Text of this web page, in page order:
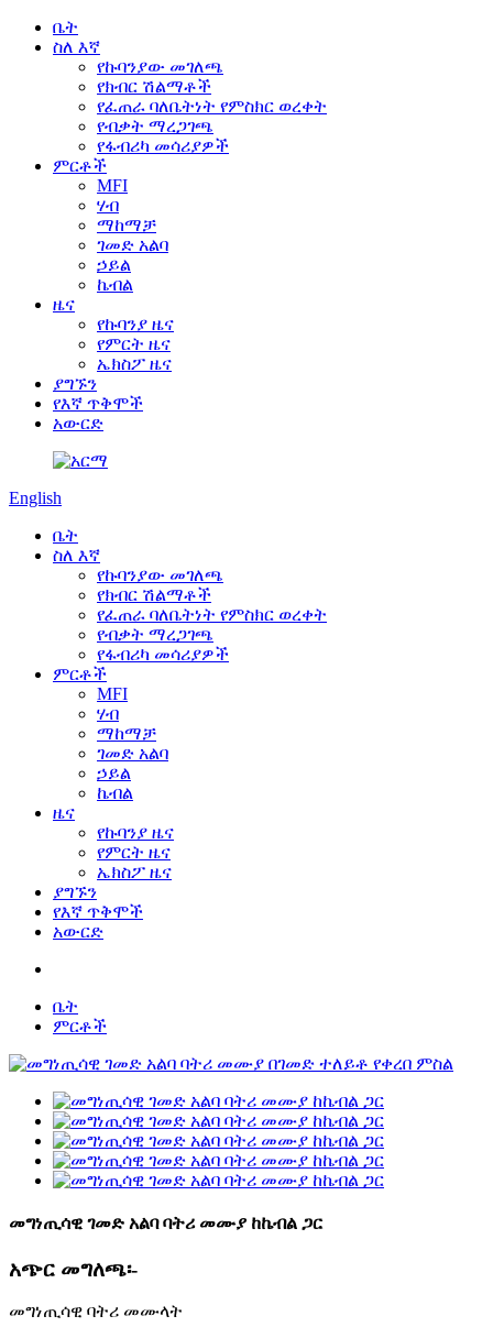
ቤት
ስለ እኛ
የኩባንያው መገለጫ
የክብር ሽልማቶች
የፈጠራ ባለቤትነት የምስክር ወረቀት
የብቃት ማረጋገጫ
የፋብሪካ መሳሪያዎች
ምርቶች
MFI
ሃብ
ማከማቻ
ገመድ አልባ
ኃይል
ኬብል
ዜና
የኩባንያ ዜና
የምርት ዜና
ኤክስፖ ዜና
ያግኙን
የእኛ ጥቅሞች
አውርድ
English
ቤት
ስለ እኛ
የኩባንያው መገለጫ
የክብር ሽልማቶች
የፈጠራ ባለቤትነት የምስክር ወረቀት
የብቃት ማረጋገጫ
የፋብሪካ መሳሪያዎች
ምርቶች
MFI
ሃብ
ማከማቻ
ገመድ አልባ
ኃይል
ኬብል
ዜና
የኩባንያ ዜና
የምርት ዜና
ኤክስፖ ዜና
ያግኙን
የእኛ ጥቅሞች
አውርድ
ቤት
ምርቶች
መግነጢሳዊ ገመድ አልባ ባትሪ መሙያ ከኬብል ጋር
አጭር መግለጫ፡-
መግነጢሳዊ ባትሪ መሙላት